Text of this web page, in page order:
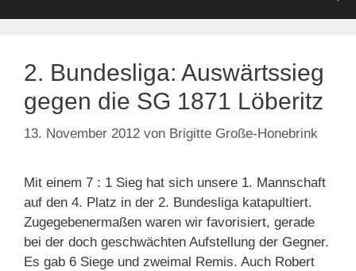
2. Bundesliga: Auswärtssieg
gegen die SG 1871 Löberitz
13. November 2012 von Brigitte Große-Honebrink
Mit einem 7 : 1 Sieg hat sich unsere 1. Mannschaft
auf den 4. Platz in der 2. Bundesliga katapultiert.
Zugegebenermaßen waren wir favorisiert, gerade
bei der doch geschwächten Aufstellung der Gegner.
Es gab 6 Siege und zweimal Remis. Auch Robert